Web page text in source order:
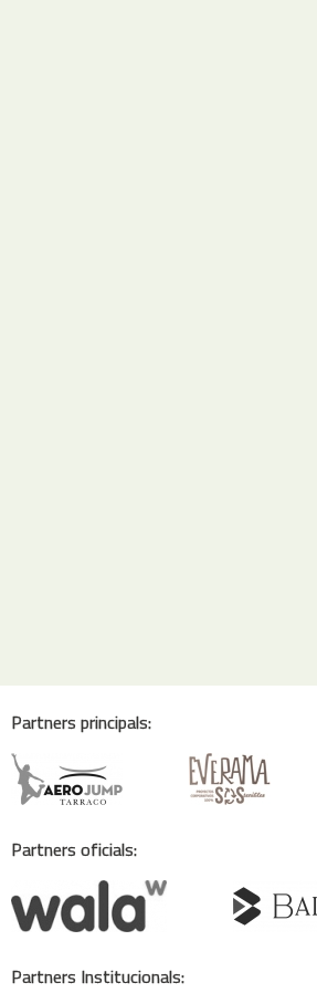
Partners principals:
Partners oficials:
Partners Institucionals: